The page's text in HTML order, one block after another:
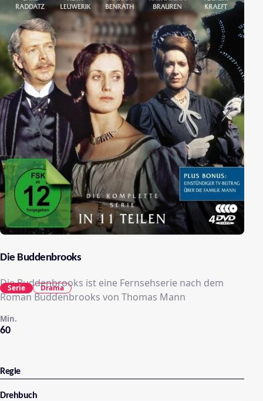
Die Buddenbrooks
Die Buddenbrooks ist eine Fernsehserie nach dem
Roman Buddenbrooks von Thomas Mann
60
Min.
Serie Drama
Regie
Drehbuch